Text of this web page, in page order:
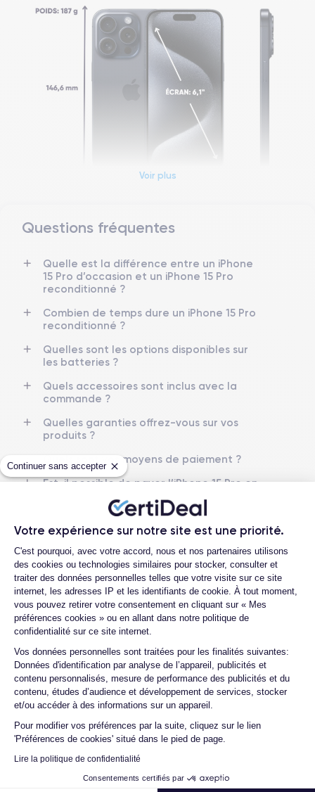
Continuer sans accepter
Votre expérience sur notre site est une priorité.
Plateforme de Gestion du
C'est pourquoi, avec votre accord, nous et nos partenaires utilisons
des cookies ou technologies similaires pour stocker, consulter et
traiter des données personnelles telles que votre visite sur ce site
internet, les adresses IP et les identifiants de cookie. À tout moment,
vous pouvez retirer votre consentement en cliquant sur « Mes
préférences cookies » ou en allant dans notre politique de
confidentialité sur ce site internet.
Vos données personnelles sont traitées pour les finalités suivantes:
Données d'identification par analyse de l’appareil, publicités et
contenu personnalisés, mesure de performance des publicités et du
contenu, études d’audience et développement de services, stocker
et/ou accéder à des informations sur un appareil.
Pour modifier vos préférences par la suite, cliquez sur le lien
'Préférences de cookies' situé dans le pied de page.
Lire la politique de confidentialité
Consentements certifiés par
Axeptio consent
Date de sortie
22/09/2023
Système exploitation
Dimensions
OLED 6.1 pouces 2556 x 1179 pixels
8 Go 128,256 ,512, 1000 Go
Puce A17 Bionic
Nombre de cœurs
Fréq. processeur
3.78 GHz
Caméra
48 Mpx
Caméra Frontale
12 Mpx
Résolution vidéo
4K - 3840 x 2160 px
Recharge rapide
Oui, 20W
Batterie
3274 mAh eSIM
Réseau mobile
5G
Débloqué
Oui, tous opérateurs
Voir plus
Questions fréquentes
Quelle est la différence entre un iPhone
15 Pro d’occasion et un iPhone 15 Pro
reconditionné ?
Combien de temps dure un iPhone 15 Pro
reconditionné ?
Quelles sont les options disponibles sur
les batteries ?
Quels accessoires sont inclus avec la
commande ?
Quelles garanties offrez-vous sur vos
produits ?
Quels sont vos moyens de paiement ?
Est-il possible de payer l’iPhone 15 Pro en
Que se passe-t-il après avoir passé la
commande ?
Quelle société utilisez-vous pour
l'expédition ?
Quels sont les délais de livraison ?
Que se passe-t-il si je change d'avis
après avoir acheté/reçu le produit ?
Comment demander un retour ?
Comment contacter le service client ?
Quelle est la différence entre une carte
Comment activer une eSIM ?
Proposez-vous une assurance en cas de
casse due à des chocs ou à des chutes ?